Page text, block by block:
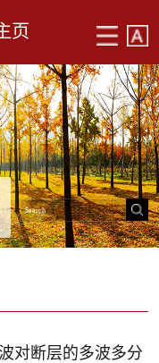
页
对断层的多波多分